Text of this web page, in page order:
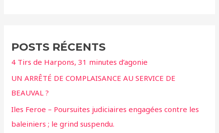
r
c
h
e
r
POSTS RÉCENTS
4 Tirs de Harpons, 31 minutes d’agonie
UN ARRÊTÉ DE COMPLAISANCE AU SERVICE DE
BEAUVAL ?
Iles Feroe – Poursuites judiciaires engagées contre les
baleiniers ; le grind suspendu.